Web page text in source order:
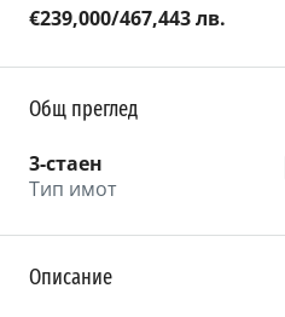
€239,000/467,443 лв.
Общ преглед
3-стаен
Тип имот
Описание